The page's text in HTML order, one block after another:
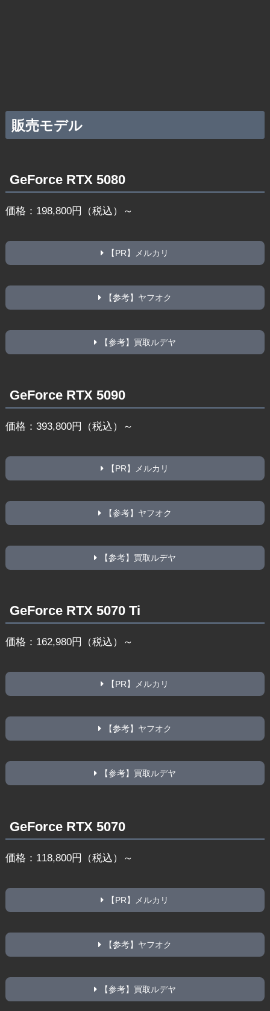
販売モデル
GeForce RTX 5080
価格：198,800円（税込）～
【PR】メルカリ
【参考】ヤフオク
【参考】買取ルデヤ
GeForce RTX 5090
価格：393,800円（税込）～
【PR】メルカリ
【参考】ヤフオク
【参考】買取ルデヤ
GeForce RTX 5070 Ti
価格：162,980円（税込）～
【PR】メルカリ
【参考】ヤフオク
【参考】買取ルデヤ
GeForce RTX 5070
価格：118,800円（税込）～
【PR】メルカリ
【参考】ヤフオク
【参考】買取ルデヤ